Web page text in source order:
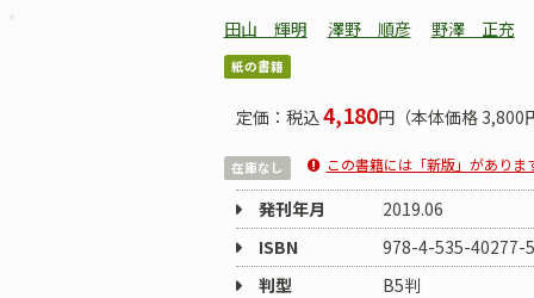
田山 輝明 澤野 順彦 野澤 正充
紙の書籍
定価：税込4,180円（本体価格 3,800
在庫なし この書籍には「新版」がありま
発刊年月
2019.06
ISBN
978-4-535-40277-5
判型
B5判